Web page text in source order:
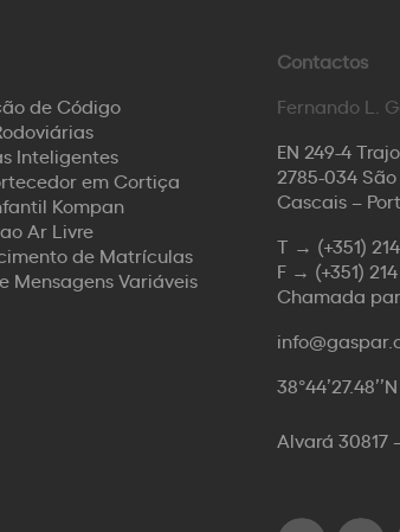
de Código
Inteligentes
em Cortiça
Kompan
Ar Livre
de Matrículas
Mensagens Variáveis
Contactos
Fernando L.
EN 249-4
2785-034
Cascais –
T → (+351)
F → (+351)
Chamada
Alvará 30817